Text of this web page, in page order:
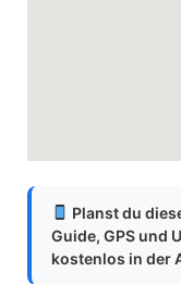
Planst du
Guide, GPS und
kostenlos in der